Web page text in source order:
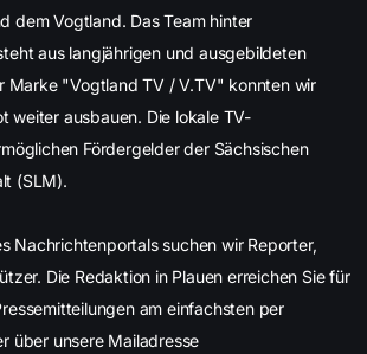
dem Vogtland. Das Team hinter
aus langjährigen und ausgebildeten
Marke "Vogtland TV / V.TV" konnten wir
weiter ausbauen. Die lokale TV-
Fördergelder der Sächsischen
(SLM).
Nachrichtenportals suchen wir Reporter,
Die Redaktion in Plauen erreichen Sie für
am einfachsten per
über unsere Mailadresse